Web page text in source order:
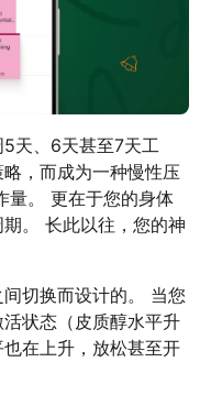
天、6天甚至7天工
，而成为一种慢性压
量。 更在于您的身体
。 长此以往，您的神
切换而设计的。 当您
状态（皮质醇水平升
在上升，放松甚至开